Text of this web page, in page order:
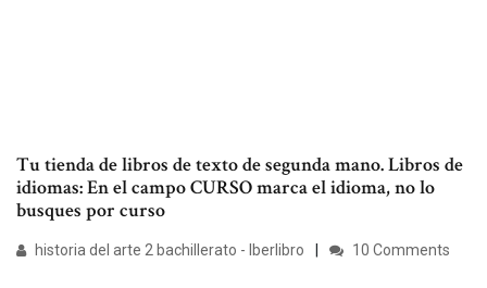
Tu tienda de libros de texto de segunda mano. Libros de
idiomas: En el campo CURSO marca el idioma, no lo
busques por curso
historia del arte 2 bachillerato - Iberlibro 10 Comments